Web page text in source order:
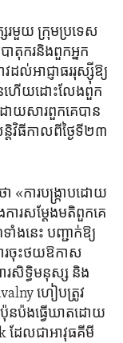
រ​មួយ​ ក្រុមប្រទេស
ាតុករ​និងពួក​អ្នក​
ដល់​អាជ្ញាធរ​រុស្ស៊ីឱ្យ​
លួនហើយ​ដោះលែងពួក​
ោយសារ​ពួកគេ​បាន
តិវិធី​កាល​ពី​ថ្ងៃទី​២៣​
«ការបង្ក្រាបដោយ
ារសម្តែងមតិពួក​គេ
ង​នេះ បញ្ជាក់​ឱ្យ​
រ​ចុះថយ​ឱកាស​
រសិទ្ធិមនុស្ស​ និង​
ហៀបត្រូវ​
នប៉ង​ធ្វើ​ឃាតដោយ​
ដែល​ជា​អាវុធគីមី